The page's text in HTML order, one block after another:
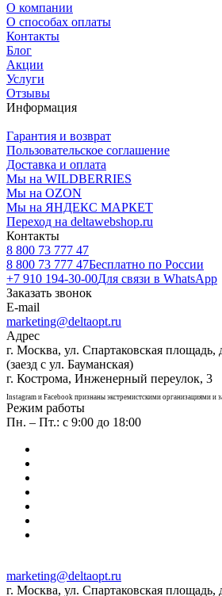
О компании
О способах оплаты
Контакты
Блог
Акции
Услуги
Отзывы
Информация
Гарантия и возврат
Пользовательское соглашение
Доставка и оплата
Мы на WILDBERRIES
Мы на OZON
Мы на ЯНДЕКС МАРКЕТ
Переход на deltawebshop.ru
Контакты
8 800 73 777 47
8 800 73 777 47Бесплатно по России
+7 910 194-30-00Для связи в WhatsApp
Заказать звонок
E-mail
marketing@deltaopt.ru
Адрес
г. Москва, ул. Спартаковская площадь,
(заезд с ул. Бауманская)
г. Кострома, Инженерный переулок, 3
Instagram и Facebook признаны экстремистскими организациями и
Режим работы
Пн. – Пт.: с 9:00 до 18:00
marketing@deltaopt.ru
г. Москва, ул. Спартаковская площадь,